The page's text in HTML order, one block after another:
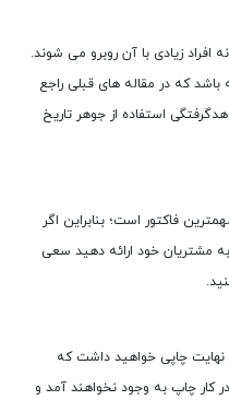
زیادی با آن روبرو می شوند.
که در مقاله های قبلی راجع
استفاده از جوهر تاریخ
فاکتور است؛ بنابراین اگر
مشتریان خود ارائه دهید سعی
چاپی خواهید داشت که
کار چاپ به وجود نخواهند آمد و